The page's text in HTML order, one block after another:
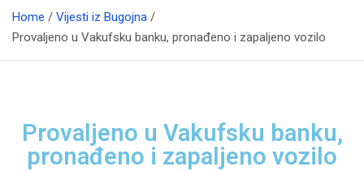
Home
Vijesti iz Bugojna
Provaljeno u Vakufsku banku, pronađeno i zapaljeno vozilo
Provaljeno u Vakufsku banku,
pronađeno i zapaljeno vozilo